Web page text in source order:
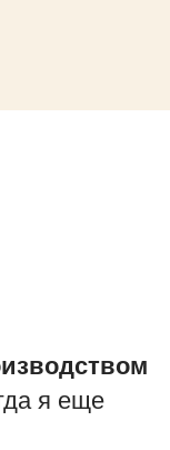
я еще